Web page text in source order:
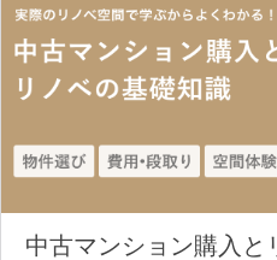
中古マンション購入と